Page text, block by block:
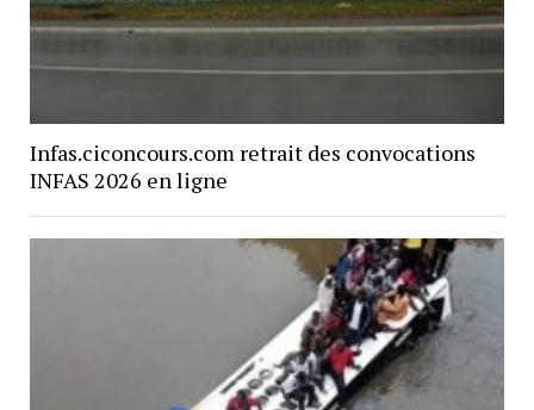
Infas.ciconcours.com retrait des convocations
INFAS 2026 en ligne